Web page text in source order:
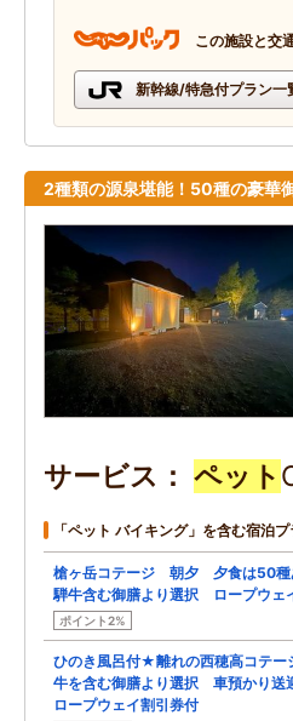
この施設と交
新幹線/特急付プラン一
2種類の源泉堪能！50種の豪華
サービス ペット
「ペット バイキング」を含む宿泊
槍ヶ岳コテージ 朝夕 夕食は50種
騨牛含む御膳より選択 ロープウェ
ポイント2%
ひのき風呂付★離れの西穂高コテ
牛を含む御膳より選択 車預かり送
ロープウェイ割引券付